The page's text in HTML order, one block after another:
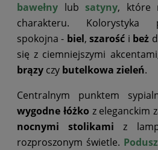
bawełny lubsatyny, które
charakteru. Kolorystyka
spokojna - biel,szarość i beż
się z ciemniejszymi
brązy czy butelkowa zieleń.
Centralnym punktem
wygodne łóżko z eleganckim
nocnymi stolikami z
rozproszonym świetle.